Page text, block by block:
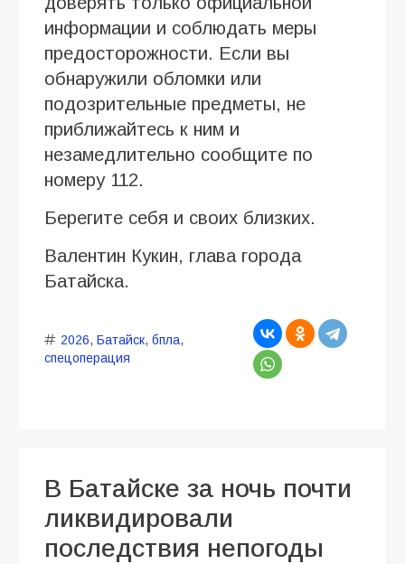
информации и соблюдать меры
предосторожности. Если вы
обнаружили обломки или
подозрительные предметы, не
приближайтесь к ним и
незамедлительно сообщите по
номеру 112.
Берегите себя и своих близких.
Валентин Кукин, глава города
Батайска.
2026, Батайск, бпла,
спецоперация
В Батайске за ночь почти
ликвидировали
последствия непогоды